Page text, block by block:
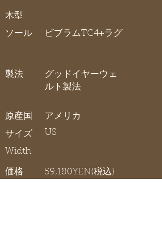
木型
ソール
ビブラムTC4+ラグ
製法
グッドイヤーウェ
ルト製法
原産国
サイズ
Width
アメリカ
US
価格 59,180YEN(税込)